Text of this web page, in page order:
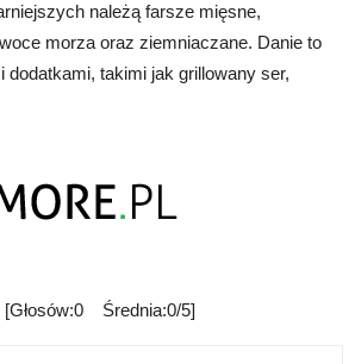
należą farsze mięsne,
morza oraz ziemniaczane. Danie to
takimi jak grillowany ser,
[Głosów:0 Średnia:0/5]